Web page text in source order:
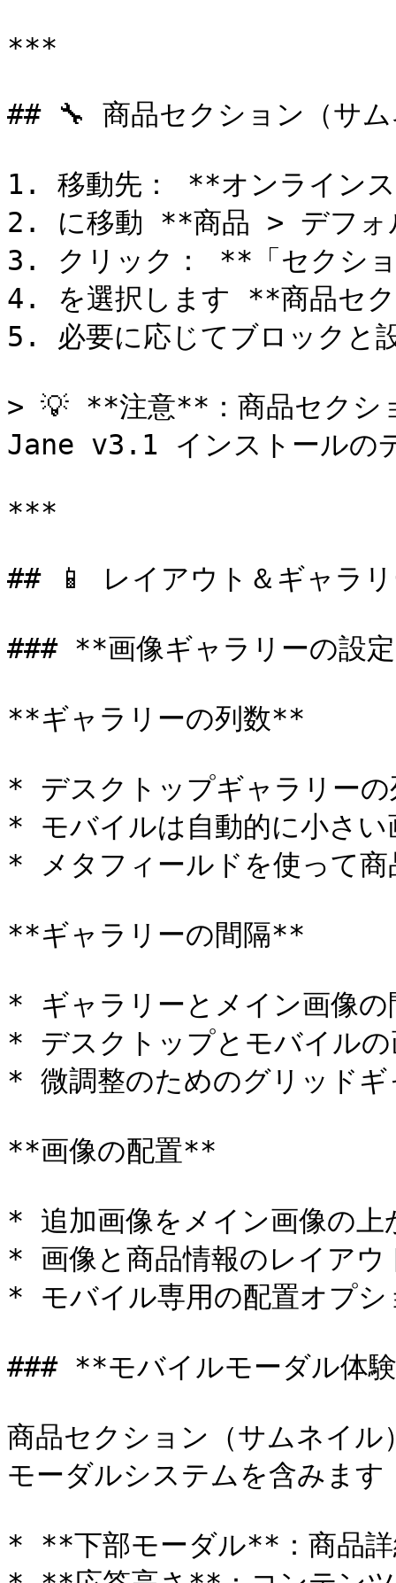
***
## 🔧 商品セクション（サム
1. 移動先： **オンライン
2. に移動 **商品 > デフォ
3. クリック： **「セクシ
4. を選択します **商品セ
5. 必要に応じてブロックと
> 💡 **注意**：商品セクシ
Jane v3.1 インストールの
***
## 📱 レイアウト＆ギャラ
### **画像ギャラリーの設
**ギャラリーの列数**
* デスクトップギャラリーの
* モバイルは自動的に小さい
* メタフィールドを使って商
**ギャラリーの間隔**
* ギャラリーとメイン画像の
* デスクトップとモバイル
* 微調整のためのグリッドギ
**画像の配置**
* 追加画像をメイン画像の上
* 画像と商品情報のレイアウ
* モバイル専用の配置オプシ
### **モバイルモーダル体
商品セクション（サムネイ
モーダルシステムを含みます
* **下部モーダル**：商品詳